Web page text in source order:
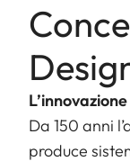
Da 150 anni
produce